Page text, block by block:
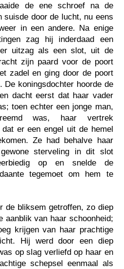
de ene schroef na de
suisde door de lucht, nu eens
in een andere. Na enige
zag hij inderdaad een
uitzag als een slot, uit de
zijn paard voor de poort
zadel en ging door de poort
De koningsdochter hoorde de
dacht eerst dat haar vader
toen echter een jonge man,
was, haar vertrek
er een engel uit de hemel
Ze had behalve haar
sterveling in dit slot
op en snelde de
tegemoet om hem te
de bliksem getroffen, zo diep
aanblik van haar schoonheid;
krijgen van haar prachtige
Hij werd door een diep
op slag verliefd op haar en
schepsel eenmaal als